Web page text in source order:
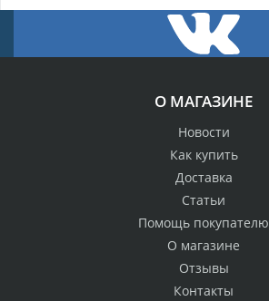
О МАГАЗИНЕ
Новости
Как купить
Доставка
Статьи
Помощь покупателю
О магазине
Отзывы
Контакты